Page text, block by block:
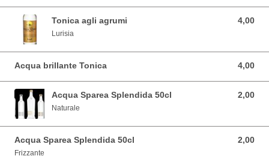
Tonica agli agrumi 4,00
4,00 EUR
Lurisia
Acqua brillante Tonica 4,00
4,00 EUR
Acqua Sparea Splendida 50cl 2,00
2,00 EUR
Naturale
Acqua Sparea Splendida 50cl 2,00
2,00 EUR
Frizzante